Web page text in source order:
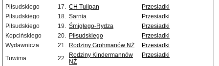
Piłsudskiego
17. CH Tulipan
Przesiadki
Piłsudskiego
18. Sarnia
Przesiadki
Piłsudskiego
19. Śmigłego-Rydza
Przesiadki
Kopcińskiego
20. Piłsudskiego
Przesiadki
Wydawnicza
21. Rodziny Grohmanów NŻ
Przesiadki
Tuwima
22. Rodziny Kindermannów
NŻ
Przesiadki